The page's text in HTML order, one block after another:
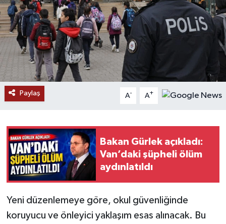
Paylaş A- A+
Bakan Gürlek açıkladı:
Van’daki şüpheli ölüm
aydınlatıldı
Yeni düzenlemeye göre, okul güvenliğinde
koruyucu ve önleyici yaklaşım esas alınacak. Bu